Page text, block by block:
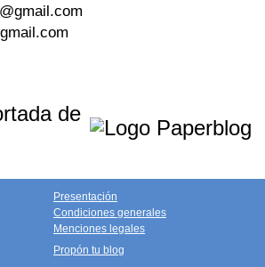
de
Presentación
Condiciones generales
Menciones legales
Propón tu blog